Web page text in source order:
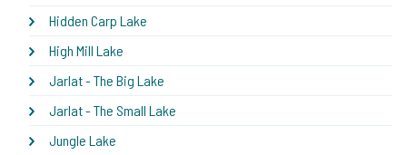
Hidden Carp Lake
High Mill Lake
Jarlat - The Big Lake
Jarlat - The Small Lake
Jungle Lake